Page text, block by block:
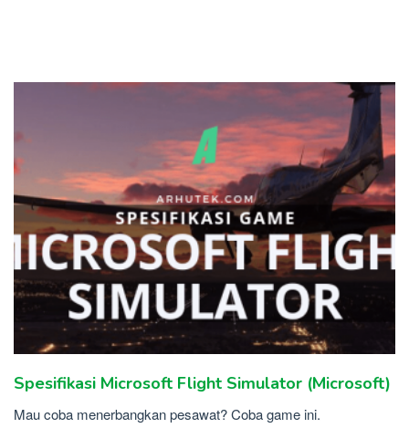
Spesifikasi Microsoft Flight Simulator (Microsoft)
Mau coba menerbangkan pesawat? Coba game ini.